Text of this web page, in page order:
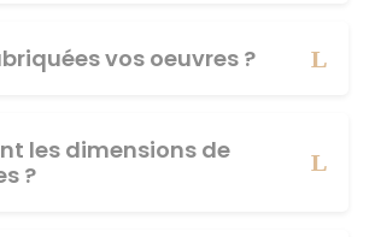
vos oeuvres ?
les dimensions de
?